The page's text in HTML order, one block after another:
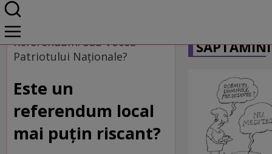
Home
Tema săptămînii
Referendum. Sau Vocea
Patriotului Naţionale?
Este un
referendum local
mai puţin riscant?